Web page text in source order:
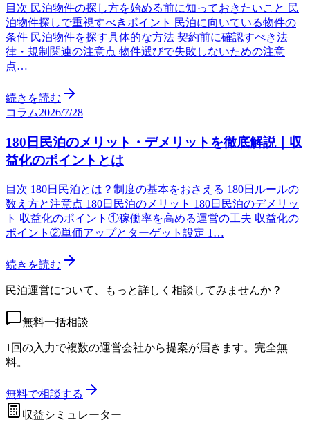
目次 民泊物件の探し方を始める前に知っておきたいこと 民
泊物件探しで重視すべきポイント 民泊に向いている物件の
条件 民泊物件を探す具体的な方法 契約前に確認すべき法
律・規制関連の注意点 物件選びで失敗しないための注意
点…
続きを読む
コラム2026/7/28
180日民泊のメリット・デメリットを徹底解説｜収
益化のポイントとは
目次 180日民泊とは？制度の基本をおさえる 180日ルールの
数え方と注意点 180日民泊のメリット 180日民泊のデメリッ
ト 収益化のポイント①稼働率を高める運営の工夫 収益化の
ポイント②単価アップとターゲット設定 1…
続きを読む
民泊運営について、もっと詳しく相談してみませんか？
無料一括相談
1回の入力で複数の運営会社から提案が届きます。完全無
料。
無料で相談する
収益シミュレーター